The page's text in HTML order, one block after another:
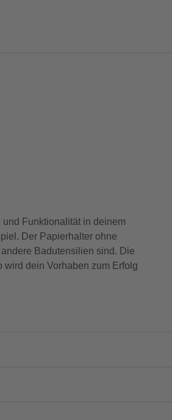
Funktionalität in deinem
Der Papierhalter ohne
Badutensilien sind. Die
wird dein Vorhaben zum Erfolg